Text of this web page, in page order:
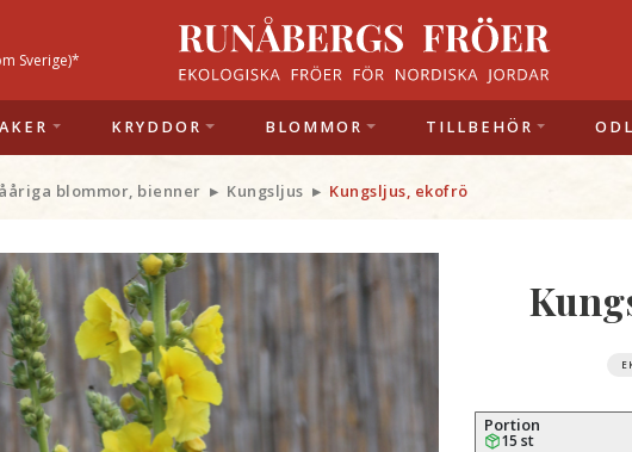
Sverige)*
KRYDDOR BLOMMOR TILLBEHÖR
blommor, bienner Kungsljus Kungsljus, ekofrö
Portion
15 st